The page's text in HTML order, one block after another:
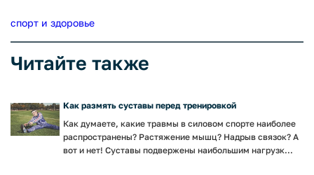
спорт и здоровье
Читайте также
Как размять суставы перед тренировкой
Как думаете, какие травмы в силовом спорте наиболее
распространены? Растяжение мышц? Надрыв связок? А
вот и нет! Суставы подвержены наибольшим нагрузк...